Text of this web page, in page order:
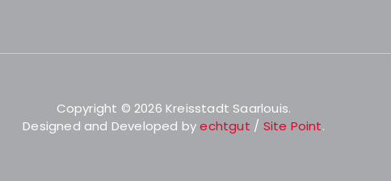
Copyright © 2026 Kreisstadt Saarlouis.
Designed and Developed byechtgut / Site Point.